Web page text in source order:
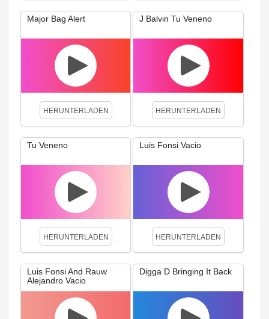
Major Bag Alert
HERUNTERLADEN
J Balvin Tu Veneno
HERUNTERLADEN
Tu Veneno
HERUNTERLADEN
Luis Fonsi Vacio
HERUNTERLADEN
Luis Fonsi And Rauw
Alejandro Vacio
Digga D Bringing It Back